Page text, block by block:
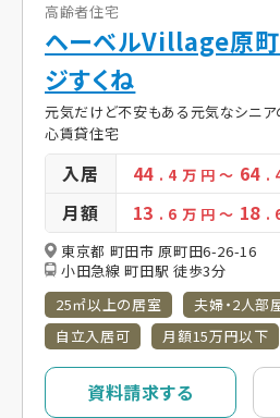
高齢者住宅
ヘーベルVillage原町
ジすくね
元気だけど不安もある元気なシニ
心賃貸住宅
入居 44 . 4 万 円～ 64 .
月額 13 . 6 万 円～ 18 .
東京都 町田市 原町田6-26-16
小田急線 町田駅 徒歩3分
25㎡以上の居室
夫婦・2人部
自立入居可
月額15万円以下
資料請求する